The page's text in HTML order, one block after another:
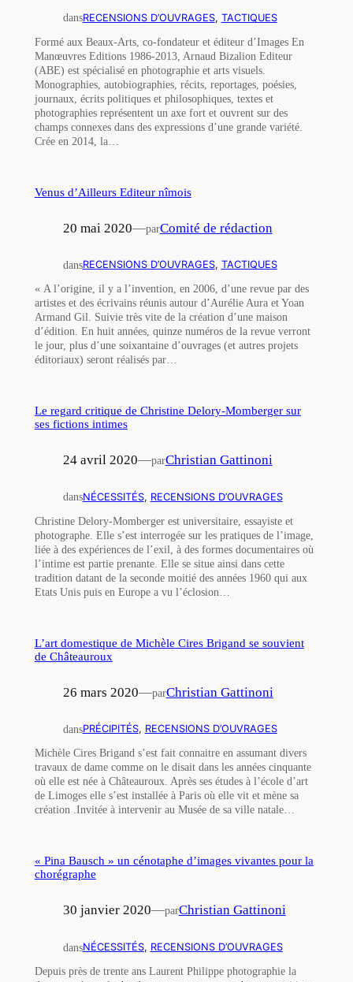
dansRECENSIONS D’OUVRAGES, TACTIQUES
Formé aux Beaux-Arts, co-fondateur et éditeur d’Images En
Manœuvres Editions 1986-2013, Arnaud Bizalion Editeur
(ABE) est spécialisé en photographie et arts visuels.
Monographies, autobiographies, récits, reportages, poésies,
journaux, écrits politiques et philosophiques, textes et
photographies représentent un axe fort et ouvrent sur des
champs connexes dans des expressions d’une grande variété.
Crée en 2014, la…
Venus d’Ailleurs Editeur nîmois
20 mai 2020—parComité de rédaction
dansRECENSIONS D’OUVRAGES, TACTIQUES
« A l’origine, il y a l’invention, en 2006, d’une revue par des
artistes et des écrivains réunis autour d’Aurélie Aura et Yoan
Armand Gil. Suivie très vite de la création d’une maison
d’édition. En huit années, quinze numéros de la revue verront
le jour, plus d’une soixantaine d’ouvrages (et autres projets
éditoriaux) seront réalisés par…
Le regard critique de Christine Delory-Momberger sur
ses fictions intimes
24 avril 2020—parChristian Gattinoni
dansNÉCESSITÉS, RECENSIONS D’OUVRAGES
Christine Delory-Momberger est universitaire, essayiste et
photographe. Elle s’est interrogée sur les pratiques de l’image,
liée à des expériences de l’exil, à des formes documentaires où
l’intime est partie prenante. Elle se situe ainsi dans cette
tradition datant de la seconde moitié des années 1960 qui aux
Etats Unis puis en Europe a vu l’éclosion…
L’art domestique de Michèle Cires Brigand se souvient
de Châteauroux
26 mars 2020—parChristian Gattinoni
dansPRÉCIPITÉS, RECENSIONS D’OUVRAGES
Michèle Cires Brigand s’est fait connaitre en assumant divers
travaux de dame comme on le disait dans les années cinquante
où elle est née à Châteauroux. Après ses études à l’école d’art
de Limoges elle s’est installée à Paris où elle vit et mène sa
création .Invitée à intervenir au Musée de sa ville natale…
« Pina Bausch » un cénotaphe d’images vivantes pour la
chorégraphe
30 janvier 2020—parChristian Gattinoni
dansNÉCESSITÉS, RECENSIONS D’OUVRAGES
Depuis près de trente ans Laurent Philippe photographie la